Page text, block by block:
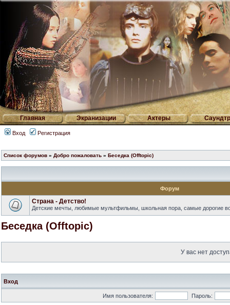
Главная Экранизации Актеры
Вход Регистрация
Список форумов » Добро пожаловать » Беседка (Offtopic)
Форум
Страна - Детство!
Детские мечты, любимые мультфильмы, школьная пора, самые дорогие
Беседка (Offtopic)
У вас нет
Вход
Имя пользователя: Пароль: